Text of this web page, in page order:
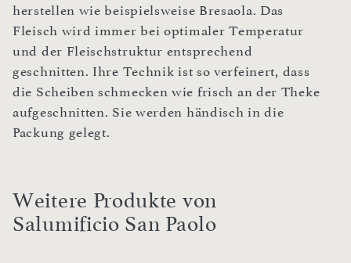
herstellen wie beispielsweise Bresaola. Das
Fleisch wird immer bei optimaler Temperatur
und der Fleischstruktur entsprechend
geschnitten. Ihre Technik ist so verfeinert, dass
die Scheiben schmecken wie frisch an der Theke
aufgeschnitten. Sie werden händisch in die
Packung gelegt.
Weitere Produkte von
Salumificio San Paolo